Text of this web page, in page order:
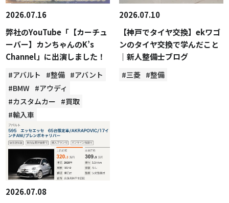
2026.07.16
弊社のYouTube「【カーチュ
ーバー】カンちゃんのK’s
Channel」に出演しました！
#アバルト #整備 #アバント
#BMW #アウディ
#カスタムカー #買取
#輸入車
2026.07.10
【神戸でタイヤ交換】ekワゴ
ンのタイヤ交換で学んだこと
｜新人整備士ブログ
#三菱 #整備
2026.07.08